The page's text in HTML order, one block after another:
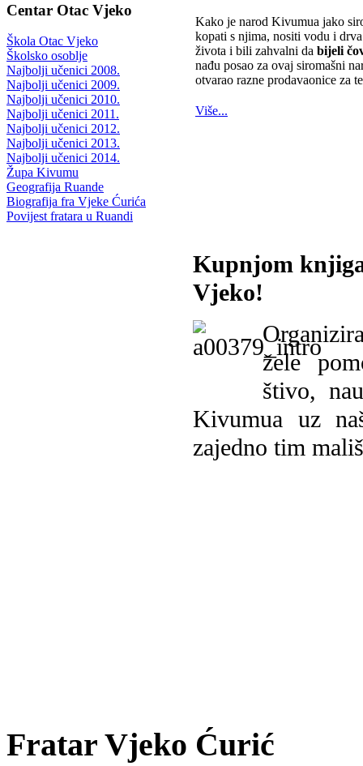
Centar Otac Vjeko
Škola Otac Vjeko
Školsko osoblje
Najbolji učenici 2008.
Najbolji učenici 2009.
Najbolji učenici 2010.
Najbolji učenici 2011.
Najbolji učenici 2012.
Najbolji učenici 2013.
Najbolji učenici 2014.
Župa Kivumu
Geografija Ruande
Biografija fra Vjeke Ćurića
Povijest fratara u Ruandi
Kako je narod Kivumua jako
kopati s njima, nositi vodu i
života i bili zahvalni da bijeli
nađu posao za ovaj siromašni
otvarao razne prodavaonice za
Više...
Kupnjom
Vjeko!
žele
štivo,
Kivumua uz
zajedno tim
Fratar Vjeko Ćurić